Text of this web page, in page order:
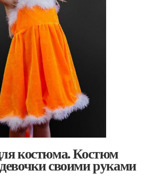
костюма. Костюм
своими руками